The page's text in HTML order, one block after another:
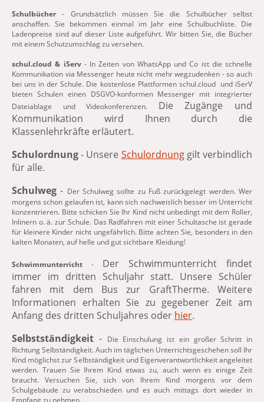
Schulbücher- Grundsätzlich müssen Sie die Schulbücher selbst
anschaffen. Sie bekommen einmal im Jahr eine Schulbuchliste. Die
Ladenpreise sind auf dieser Liste aufgeführt. Wir bitten Sie, die Bücher
mit einem Schutzumschlag zu versehen.
schul.cloud & iServ- In Zeiten von WhatsApp und Co ist die schnelle
Kommunikation via Messenger heute nicht mehr wegzudenken - so auch
bei uns in der Schule. Die kostenlose Plattformen schul.cloud und iSerV
bieten Schulen einen DSGVO-konformen Messenger mit integrierter
Dateiablage und Videokonferenzen. Die Zugänge und
Kommunikation wird Ihnen durch die
Klassenlehrkräfte erläutert.
Schulordnung- Unsere Schulordnunggilt verbindlich
für alle.
Schulweg- Der Schulweg sollte zu Fuß zurückgelegt werden. Wer
morgens schon gelaufen ist, kann sich nachweislich besser im Unterricht
konzentrieren. Bitte schicken Sie Ihr Kind nicht unbedingt mit dem Roller,
Inlinern o. ä. zur Schule. Das Radfahren mit einer Schultasche ist gerade
für kleinere Kinder nicht ungefährlich. Bitte achten Sie, besonders in den
kalten Monaten, auf helle und gut sichtbare Kleidung!
Schwimmunterricht - Der Schwimmunterricht findet
immer im dritten Schuljahr statt. Unsere Schüler
fahren mit dem Bus zur GraftTherme. Weitere
Informationen erhalten Sie zu gegebener Zeit am
Anfang des dritten Schuljahres oder hier.
Selbstständigkeit - Die Einschulung ist ein großer Schritt in
Richtung Selbständigkeit. Auch im täglichen Unterrichtsgeschehen soll Ihr
Kind möglichst zur Selbständigkeit und Eigenverantwortlichkeit angeleitet
werden. Trauen Sie Ihrem Kind etwas zu, auch wenn es einige Zeit
braucht. Versuchen Sie, sich von Ihrem Kind morgens vor dem
Schulgebäude zu verabschieden und es auch mittags dort wieder in
Empfang zu nehmen.